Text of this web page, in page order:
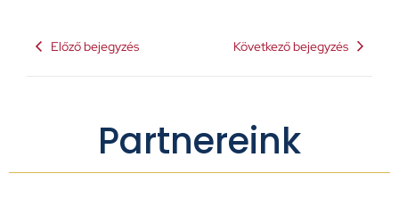
Előző bejegyzés Következő bejegyzés
Partnereink